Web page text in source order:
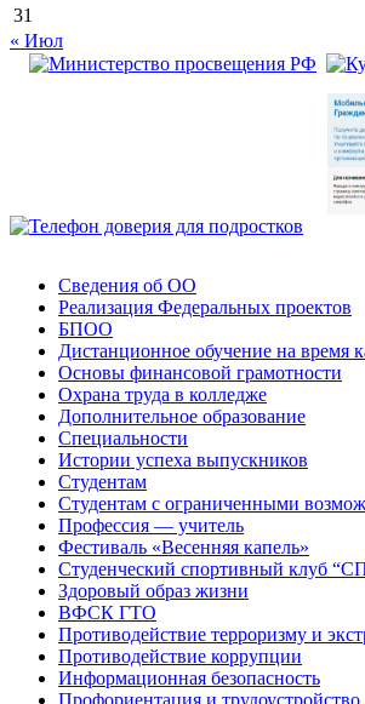
31
« Июл
Сведения об ОО
Реализация Федеральных проектов
БПОО
Дистанционное обучение на время
Основы финансовой грамотности
Охрана труда в колледже
Дополнительное образование
Специальности
Истории успеха выпускников
Студентам
Студентам с ограниченными
Профессия — учитель
Фестиваль «Весенняя капель»
Студенческий спортивный клуб
Здоровый образ жизни
ВФСК ГТО
Противодействие терроризму и
Противодействие коррупции
Информационная безопасность
Профориентация и трудоустройство